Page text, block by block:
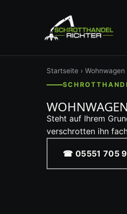
Startseite ›
Steht auf Ihrem
verschrotten ihn
☎ 05551 705